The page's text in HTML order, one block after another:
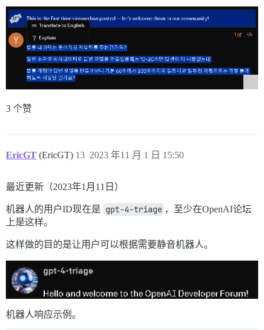
3 个赞
EricGT (EricGT) 2023 年11 月 1 日 15:50
13
最近更新（2023年1月11日）
机器人的用户ID现在是 gpt-4-triage ，至少在OpenAI论坛
上是这样。
这样做的目的是让用户可以根据需要静音机器人。
机器人响应示例。